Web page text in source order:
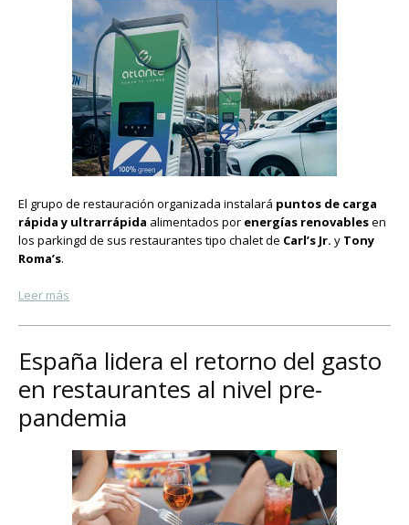
El grupo de restauración organizada instalará puntos de carga
rápida y ultrarrápida alimentados por energías renovablesen
los parkingd de sus restaurantes tipo chalet de Carl’s Jr. y Tony
Roma’s.
Leer más
España lidera el retorno del gasto
en restaurantes al nivel pre-
pandemia